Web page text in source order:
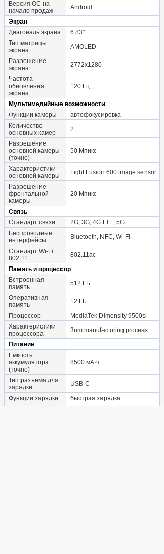
Версия ОС на
начало продаж
Android
Экран
Диагональ экрана
6.83"
Тип матрицы
экрана
AMOLED
Разрешение
экрана
2772x1280
Частота
обновления
экрана
120 Гц
Мультимедийные возможности
Функции камеры
автофокусировка
Количество
основных камер
2
Разрешение
основной камеры
(точно)
50 Мпикс
Характеристики
основной камеры
Light Fusion 600 image sensor
Разрешение
фронтальной
камеры
20 Мпикс
Связь
Стандарт связи
2G, 3G, 4G LTE, 5G
Беспроводные
интерфейсы
Bluetooth, NFC, Wi-Fi
Стандарт Wi-Fi
802.11
802.11ac
Память и процессор
Встроенная
память
512 ГБ
Оперативная
память
12 ГБ
Процессор
MediaTek Dimensity 9500s
Характеристики
процессора
3nm manufacturing process
Питание
Емкость
аккумулятора
(точно)
8500 мА·ч
Тип разъема для
зарядки
USB-C
Функции зарядки
быстрая зарядка